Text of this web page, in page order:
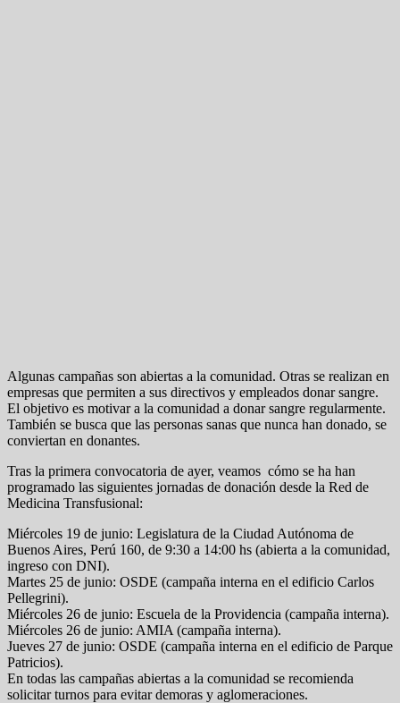
Algunas campañas son abiertas a la comunidad. Otras se realizan en
empresas que permiten a sus directivos y empleados donar sangre.
El objetivo es motivar a la comunidad a donar sangre regularmente.
También se busca que las personas sanas que nunca han donado, se
conviertan en donantes.
Tras la primera convocatoria de ayer, veamos cómo se ha han
programado las siguientes jornadas de donación desde la Red de
Medicina Transfusional:
Miércoles 19 de junio: Legislatura de la Ciudad Autónoma de
Buenos Aires, Perú 160, de 9:30 a 14:00 hs (abierta a la comunidad,
ingreso con DNI).
Martes 25 de junio: OSDE (campaña interna en el edificio Carlos
Pellegrini).
Miércoles 26 de junio: Escuela de la Providencia (campaña interna).
Miércoles 26 de junio: AMIA (campaña interna).
Jueves 27 de junio: OSDE (campaña interna en el edificio de Parque
Patricios).
En todas las campañas abiertas a la comunidad se recomienda
solicitar turnos para evitar demoras y aglomeraciones.